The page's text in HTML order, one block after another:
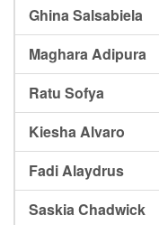
Ghina Salsabiela
Maghara Adipura
Ratu Sofya
Kiesha Alvaro
Fadi Alaydrus
Saskia Chadwick